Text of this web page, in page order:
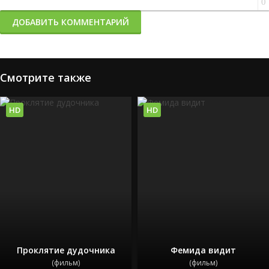
ДОБАВИТЬ КОММЕНТАРИЙ
Смотрите также
Проклятие дудочника
(фильм)
HD
Фемида видит
(фильм)
HD